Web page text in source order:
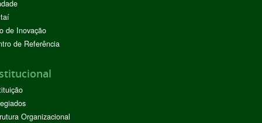
de Inovação
de Referência
Organizacional